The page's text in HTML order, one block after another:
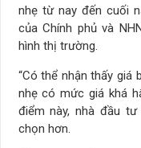
nhẹ từ nay đến cuối
của Chính phủ và
hình thị trường.
“Có thể nhận thấy giá
nhẹ có mức giá khá
điểm này, nhà đầu
chọn hơn.